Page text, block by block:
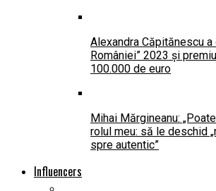
Alexandra Căpitănescu a
României” 2023 și
100.000 de euro
Mihai Mărgineanu:
rolul meu: să le deschid
spre autentic”
Influencers